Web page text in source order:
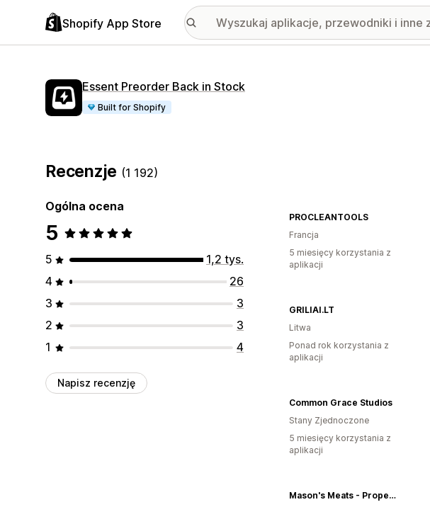
Shopify App Store
Essent Preorder Back in Stock
Built for Shopify
Recenzje (1 192)
Ogólna ocena
5
5
1,2 tys.
4
26
3
3
2
3
1
4
Napisz recenzję
PROCLEANTOOLS
Francja
5 miesięcy korzystania z
aplikacji
GRILIAI.LT
Litwa
Ponad rok korzystania z
aplikacji
Common Grace Studios
Stany Zjednoczone
5 miesięcy korzystania z
aplikacji
Mason's Meats - Proper Food